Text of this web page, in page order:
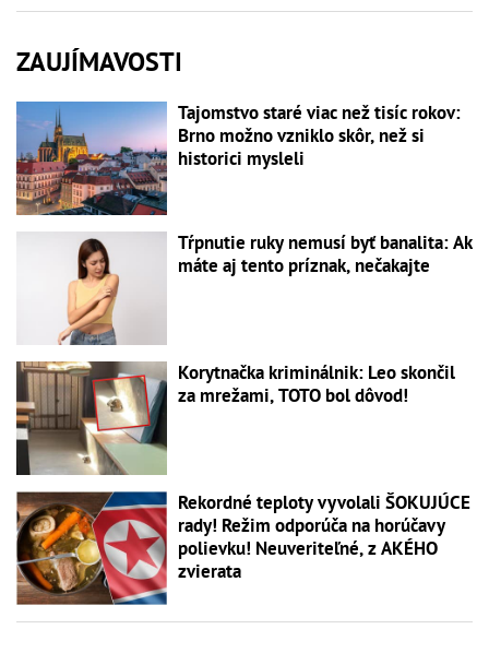
ZAUJÍMAVOSTI
Tajomstvo staré viac než tisíc rokov:
Brno možno vzniklo skôr, než si
historici mysleli
Tŕpnutie ruky nemusí byť banalita: Ak
máte aj tento príznak, nečakajte
Korytnačka kriminálnik: Leo skončil
za mrežami, TOTO bol dôvod!
Rekordné teploty vyvolali ŠOKUJÚCE
rady! Režim odporúča na horúčavy
polievku! Neuveriteľné, z AKÉHO
zvierata